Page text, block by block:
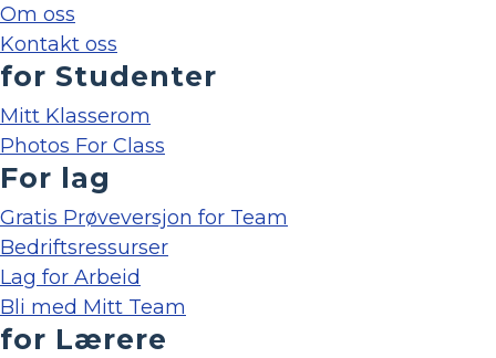
Om oss
Kontakt oss
for Studenter
Mitt Klasserom
Photos For Class
For lag
Gratis Prøveversjon for Team
Bedriftsressurser
Lag for Arbeid
Bli med Mitt Team
for Lærere